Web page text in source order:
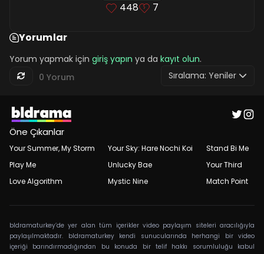
448 7
Yorumlar
Yorum yapmak için giriş yapın ya da kayıt olun.
0 Yorum
Sıralama: Yeniler
Öne Çıkanlar
Your Summer, My Storm
Play Me
Love Algorithm
Your Sky: Hare Nochi Koi
Unlucky Bae
Mystic Nine
Stand Bi Me
Your Third
Match Point
bldramaturkey’de yer alan tüm içerikler video paylaşım siteleri aracılığıyla
paylaşılmaktadır. bldramaturkey kendi sunucularında herhangi bir video
içeriği barındırmadığından bu konuda bir telif hakkı sorumluluğu kabul